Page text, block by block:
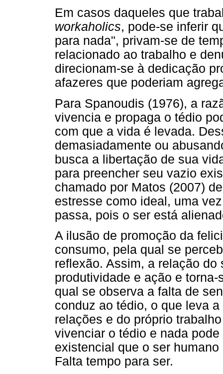
Em casos daqueles que
workaholics, pode-se inferir
para nada", privam-se de
relacionado ao trabalho e
direcionam-se à dedicação
afazeres que poderiam
Para Spanoudis (1976), a
vivencia e propaga o tédio
com que a vida é levada.
demasiadamente ou
busca a libertação de sua
para preencher seu vazio
chamado por Matos (2007)
estresse como ideal, uma
passa, pois o ser está
A ilusão de promoção da
consumo, pela qual se
reflexão. Assim, a relação
produtividade e ação e
qual se observa a falta de
conduz ao tédio, o que leva
relações e do próprio
vivenciar o tédio e nada
existencial que o ser
Falta tempo para ser.